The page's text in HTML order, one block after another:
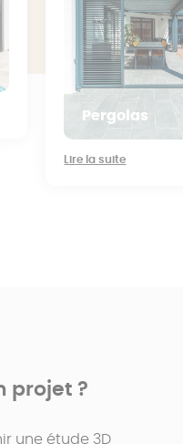
Pergolas
Lire la suite
projet ?
une étude 3D